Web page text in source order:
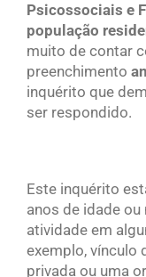
Psicossociais e
população
muito de contar
preenchimento
inquérito que
ser respondido.
Este inquérito
anos de idade
atividade em
exemplo, vínculo
privada ou uma